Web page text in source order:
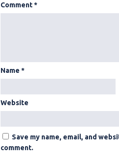
Comment*
Name *
Website
Save my name, email, and
comment.